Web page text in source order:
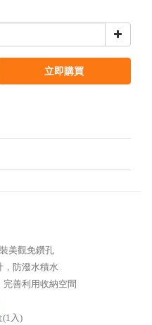
立即購買
美觀免鑽孔
，防潑水積水
善利用收納空間
(1入)